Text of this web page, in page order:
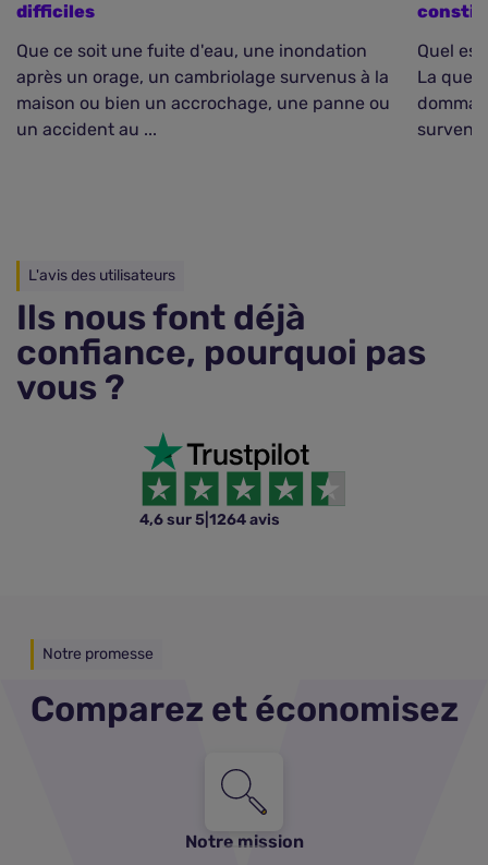
difficiles
Que ce soit une fuite d'eau, une inondation
après un orage, un cambriolage survenus à la
maison ou bien un accrochage, une panne ou
un accident au ...
Quel
La
L'avis des utilisateurs
Ils nous font déjà
confiance, pourquoi pas
vous ?
4,6 sur 5 1264 avis
Notre promesse
Comparez et économisez
Notre mission